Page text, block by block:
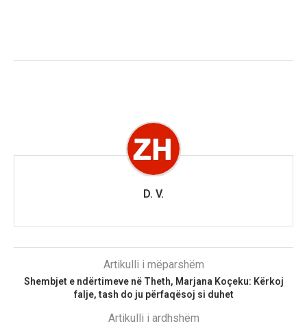
D. V.
Artikulli i mëparshëm
Shembjet e ndërtimeve në Theth, Marjana Koçeku: Kërkoj
falje, tash do ju përfaqësoj si duhet
Artikulli i ardhshëm